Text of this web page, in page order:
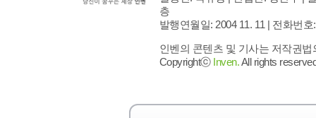
층
발행연월일: 2004 11. 11 | 전화번호
인벤의 콘텐츠 및 기사는 저작권
Copyrightⓒ Inven.All rights